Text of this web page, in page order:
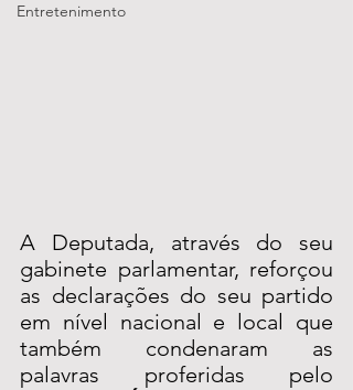
Entretenimento
A Deputada, através do seu
gabinete parlamentar, reforçou
as declarações do seu partido
em nível nacional e local que
também condenaram as
palavras proferidas pelo